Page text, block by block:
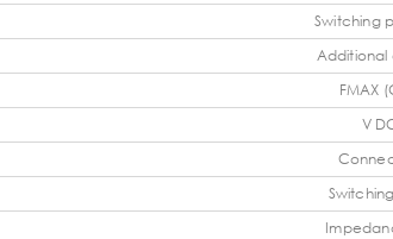
Switching
Additional
FMAX
V